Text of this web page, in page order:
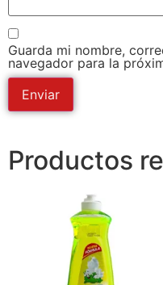
Guarda mi nombre,
navegador para la
Productos